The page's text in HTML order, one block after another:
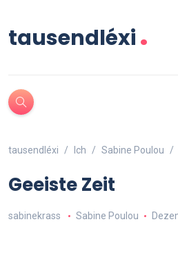
tausendléxi.
tausendléxi Ich Sabine Poulou
Geeiste Zeit
sabinekrass Sabine Poulou